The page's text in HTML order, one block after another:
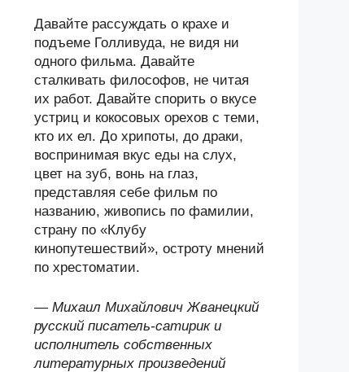
Давайте рассуждать о крахе и
подъеме Голливуда, не видя ни
одного фильма. Давайте
сталкивать философов, не читая
их работ. Давайте спорить о вкусе
устриц и кокосовых орехов с теми,
кто их ел. До хрипоты, до драки,
воспринимая вкус еды на слух,
цвет на зуб, вонь на глаз,
представляя себе фильм по
названию, живопись по фамилии,
страну по «Клубу
кинопутешествий», остроту мнений
по хрестоматии.
— Михаил Михайлович Жванецкий
русский писатель-сатирик и
исполнитель собственных
литературных произведений